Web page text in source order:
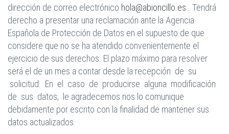
dirección de correo electrónico hola@abioncillo.es . Tendrá
derecho a presentar una reclamación ante la Agencia
Española de Protección de Datos en el supuesto de que
considere que no se ha atendido convenientemente el
ejercicio de sus derechos. El plazo máximo para resolver
será el de un mes a contar desde la recepción de su
solicitud. En el caso de producirse alguna modificación
de sus datos, le agradecemos nos lo comunique
debidamente por escrito con la finalidad de mantener sus
datos actualizados.